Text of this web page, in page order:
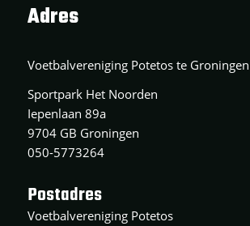
Adres
Voetbalvereniging Potetos te Groningen
Sportpark Het Noorden
Iepenlaan 89a
9704 GB Groningen
050-5773264
Postadres
Voetbalvereniging Potetos